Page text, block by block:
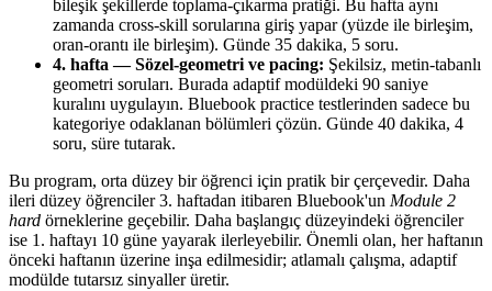
bileşik şekillerde toplama-çıkarma pratiği. Bu hafta aynı
zamanda cross-skill sorularına giriş yapar (yüzde ile birleşim,
oran-orantı ile birleşim). Günde 35 dakika, 5 soru.
4. hafta — Sözel-geometri ve pacing: Şekilsiz, metin-tabanlı
geometri soruları. Burada adaptif modüldeki 90 saniye
kuralını uygulayın. Bluebook practice testlerinden sadece bu
kategoriye odaklanan bölümleri çözün. Günde 40 dakika, 4
soru, süre tutarak.
Bu program, orta düzey bir öğrenci için pratik bir çerçevedir. Daha
ileri düzey öğrenciler 3. haftadan itibaren Bluebook'un Module 2
hard örneklerine geçebilir. Daha başlangıç düzeyindeki öğrenciler
ise 1. haftayı 10 güne yayarak ilerleyebilir. Önemli olan, her haftanın
önceki haftanın üzerine inşa edilmesidir; atlamalı çalışma, adaptif
modülde tutarsız sinyaller üretir.